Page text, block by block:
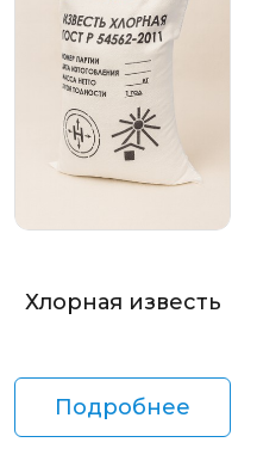
Хлорная известь
Подробнее